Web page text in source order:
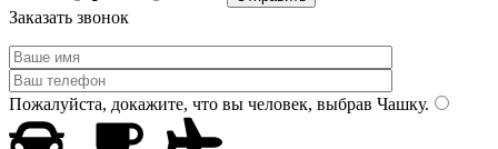
Заказать звонок
Пожалуйста, докажите, что вы человек, выбрав Чашку.